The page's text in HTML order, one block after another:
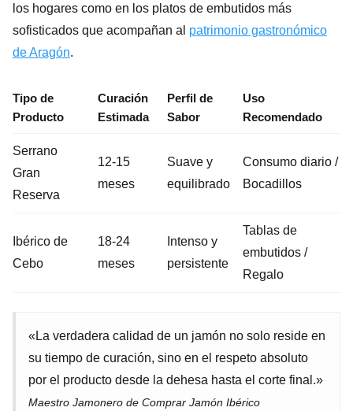
los hogares como en los platos de embutidos más
sofisticados que acompañan al patrimonio gastronómico
de Aragón.
Tipo de
Producto
Curación
Estimada
Perfil de
Sabor
Uso
Recomendado
Serrano
Gran
Reserva
12-15
meses
Suave y
equilibrado
Consumo diario /
Bocadillos
Ibérico de
Cebo
18-24
meses
Intenso y
persistente
Tablas de
embutidos /
Regalo
«La verdadera calidad de un jamón no solo reside en
su tiempo de curación, sino en el respeto absoluto
por el producto desde la dehesa hasta el corte final.»
Maestro Jamonero de Comprar Jamón Ibérico